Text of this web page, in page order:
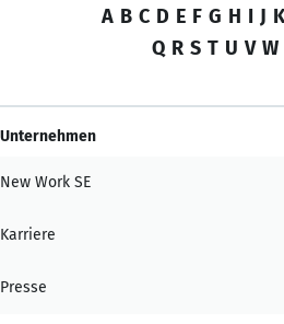
A B C D E F G H I J K
Q R S T U V W
Unternehmen
New Work SE
Karriere
Presse